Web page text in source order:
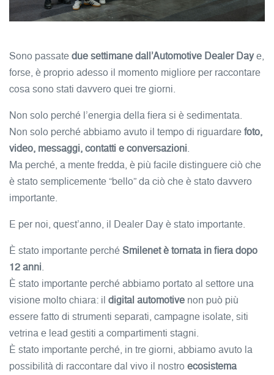
Sono passatedue settimane dall’Automotive Dealer Daye,
forse, è proprio adesso il momento migliore per raccontare
cosa sono stati davvero quei tre giorni.
Non solo perché l’energia della fiera si è sedimentata.
Non solo perché abbiamo avuto il tempo di riguardarefoto,
video, messaggi, contatti e conversazioni.
Ma perché, a mente fredda, è più facile distinguere ciò che
è stato semplicemente “bello” da ciò che è stato davvero
importante.
E per noi, quest’anno, il Dealer Day è stato importante.
È stato importante perché Smilenet è tornata in fiera dopo
12 anni.
È stato importante perché abbiamo portato al settore una
visione molto chiara: il digital automotive non può più
essere fatto di strumenti separati, campagne isolate, siti
vetrina e lead gestiti a compartimenti stagni.
È stato importante perché, in tre giorni, abbiamo avuto la
possibilità di raccontare dal vivo il nostro ecosistema